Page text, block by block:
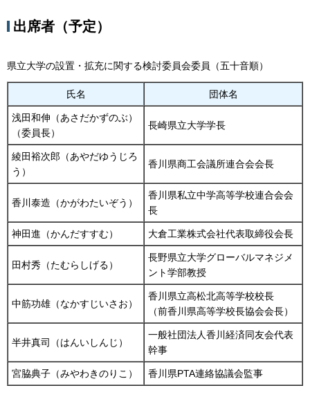
出席者（予定）
県立大学の設置・拡充に関する検討委員会委員（五十音順）
氏名 団体名
浅田和伸（あさだかずのぶ）
（委員長）
長崎県立大学学長
綾田裕次郎（あやだゆうじろ
う）
香川県商工会議所連合会会長
香川泰造（かがわたいぞう）
香川県私立中学高等学校連合会会
長
神田進（かんだすすむ） 大倉工業株式会社代表取締役会長
田村秀（たむらしげる）
長野県立大学グローバルマネジメ
ント学部教授
中筋功雄（なかすじいさお）
香川県立高松北高等学校校長
（前香川県高等学校長協会会長）
半井真司（はんいしんじ）
一般社団法人香川経済同友会代表
幹事
宮脇典子（みやわきのりこ） 香川県PTA連絡協議会監事